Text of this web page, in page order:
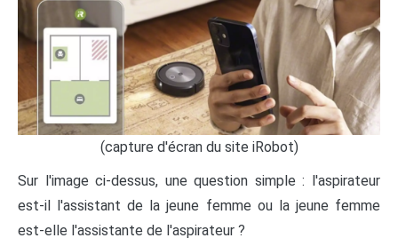
(capture d'écran du site iRobot)
Sur l'image ci-dessus, une question simple : l'aspirateur
est-il l'assistant de la jeune femme ou la jeune femme
est-elle l'assistante de l'aspirateur ?